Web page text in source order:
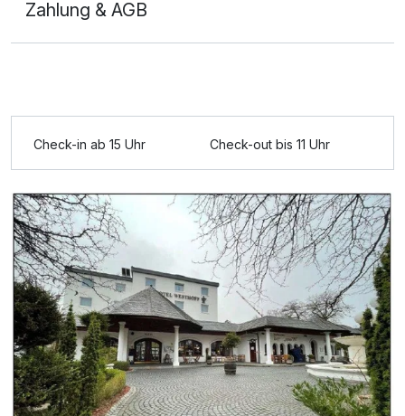
Für 2 Tage p.P. ab89,00 €
Zahlung & AGB
Check-in ab 15 Uhr Check-out bis 11 Uhr